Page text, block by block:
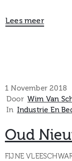
Collectie
Lees meer
1 November 2018
Door Wim Van
In Industrie En
Oud
FIJNE